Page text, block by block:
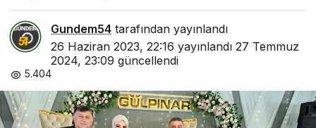
Gundem54 tarafından yayınlandı
26 Haziran 2023, 22:16 yayınlandı 27 Temmuz
2024, 23:09 güncellendi
5.404